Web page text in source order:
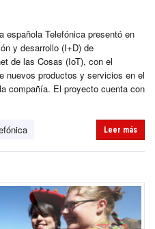
española Telefónica presentó en
y desarrollo (I+D) de
de las Cosas (IoT), con el
nuevos productos y servicios en el
compañía. El proyecto cuenta con
Leer más